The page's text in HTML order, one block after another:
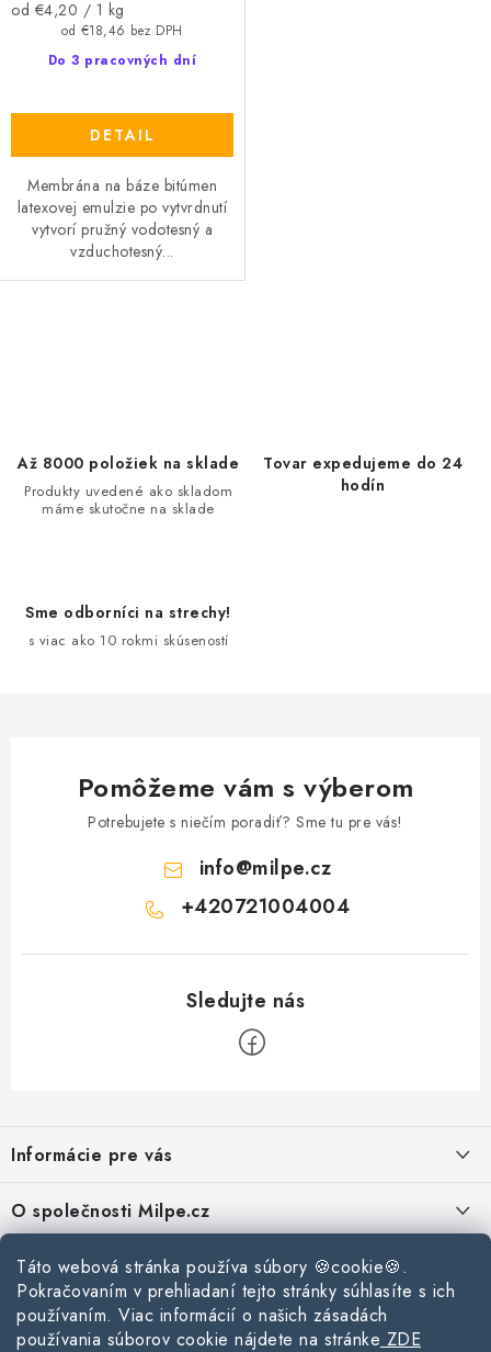
Táto webová stránka používa súbory 🍪cookie🍪.
Pokračovaním v prehliadaní tejto stránky súhlasíte s ich
používaním. Viac informácií o našich zásadách
používania súborov cookie nájdete na stránke ZDE
Do 3 pracovných dní
od €18,46 bez DPH
Jednotková
od €4,20 / 1 kg
DETAIL
Membrána na báze bitúmen
latexovej emulzie po vytvrdnutí
vytvorí pružný vodotesný a
vzduchotesný...
d
Až 8000 položiek na sklade
Produkty uvedené ako skladom
máme skutočne na sklade
Tovar expedujeme do 24
hodín
Sme odborníci na strechy!
s viac ako 10 rokmi skúseností
Pomôžeme vám s výberom
Potrebujete s niečím poradiť? Sme tu pre vás!
info@milpe.cz
+420721004004
p
ä
t
Informácie pre vás
Reklamace a vrácení zboží
Zásady používania súborov cookie
Podmínky ochrany osobních údajů
Obchodní podmínky
O společnosti Milpe.cz
Často sa nás pýtate
O spoločnosti Milpe
Kontakty
Kontaktné informácie
Stavebný blog